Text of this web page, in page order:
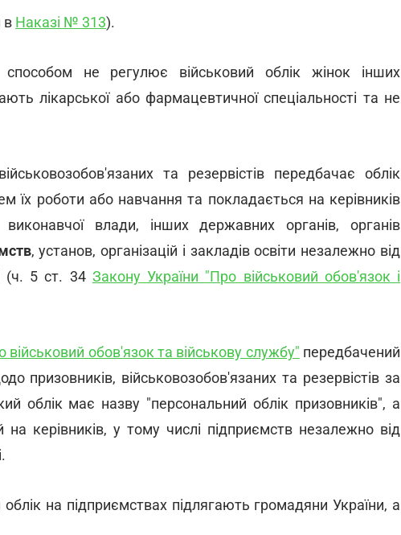
в Наказі № 313).
не регулює військовий облік жінок інших
лікарської або фармацевтичної спеціальності та не
та резервістів передбачає облік
їх роботи або навчання та покладається на керівників
влади, інших державних органів, органів
, установ, організацій і закладів освіти незалежно від
(ч. 5 ст. 34 Закону України "Про військовий обов'язок і
військовий обов'язок та військову службу" передбачений
призовників, військовозобов'язаних та резервістів за
облік має назву "персональний облік призовників", а
керівників, у тому числі підприємств незалежно від
на підприємствах підлягають громадяни України, а